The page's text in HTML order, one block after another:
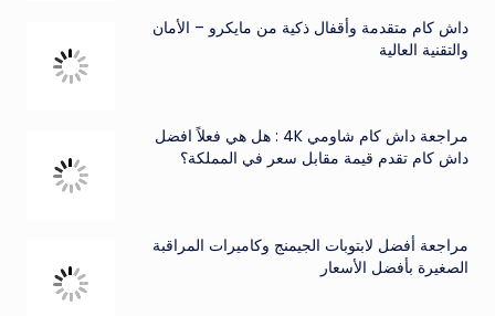
داش كام متقدمة وأقفال ذكية من مايكرو – الأمان
والتقنية العالية
مراجعة داش كام شاومي 4K : هل هي فعلاً افضل
داش كام تقدم قيمة مقابل سعر في المملكة؟
مراجعة أفضل لابتوبات الجيمنج وكاميرات المراقبة
الصغيرة بأفضل الأسعار